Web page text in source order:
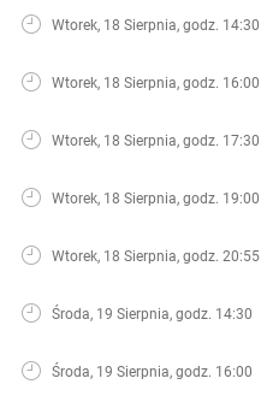
Wtorek, 18 Sierpnia, godz. 14:30
Wtorek, 18 Sierpnia, godz. 16:00
Wtorek, 18 Sierpnia, godz. 17:30
Wtorek, 18 Sierpnia, godz. 19:00
Wtorek, 18 Sierpnia, godz. 20:55
Środa, 19 Sierpnia, godz. 14:30
Środa, 19 Sierpnia, godz. 16:00